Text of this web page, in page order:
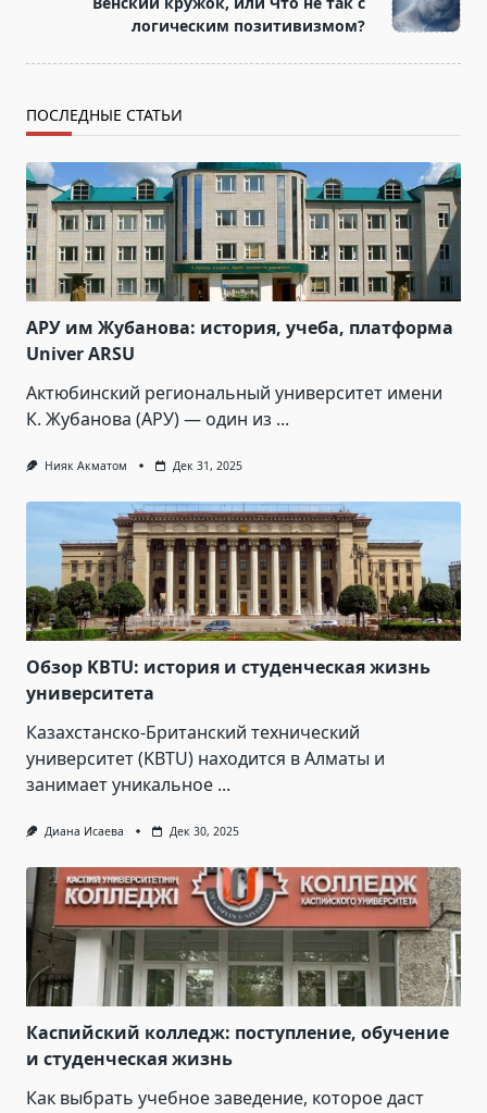
text">Page</span>логическим позитивизмом?
ПОСЛЕДНЫЕ СТАТЬИ
АРУ им Жубанова: история, учеба, платформа
Univer ARSU
Актюбинский региональный университет имени
К. Жубанова (АРУ) — один из ...
Нияк Акматом Дек 31, 2025
Обзор KBTU: история и студенческая жизнь
университета
Казахстанско-Британский технический
университет (KBTU) находится в Алматы и
занимает уникальное ...
Диана Исаева Дек 30, 2025
Каспийский колледж: поступление, обучение
и студенческая жизнь
Как выбрать учебное заведение, которое даст